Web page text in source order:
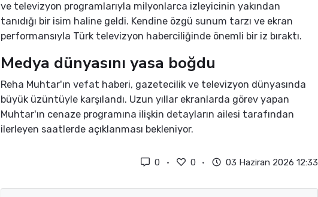
ve televizyon programlarıyla milyonlarca izleyicinin yakından
tanıdığı bir isim haline geldi. Kendine özgü sunum tarzı ve ekran
performansıyla Türk televizyon haberciliğinde önemli bir iz bıraktı.
Medya dünyasını yasa boğdu
Reha Muhtar'ın vefat haberi, gazetecilik ve televizyon dünyasında
büyük üzüntüyle karşılandı. Uzun yıllar ekranlarda görev yapan
Muhtar'ın cenaze programına ilişkin detayların ailesi tarafından
ilerleyen saatlerde açıklanması bekleniyor.
0 0 03 Haziran 2026 12:33